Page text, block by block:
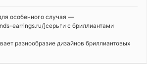
особенного случая —
earrings.ru/]серьги с бриллиантами
разнообразие дизайнов бриллиантовых